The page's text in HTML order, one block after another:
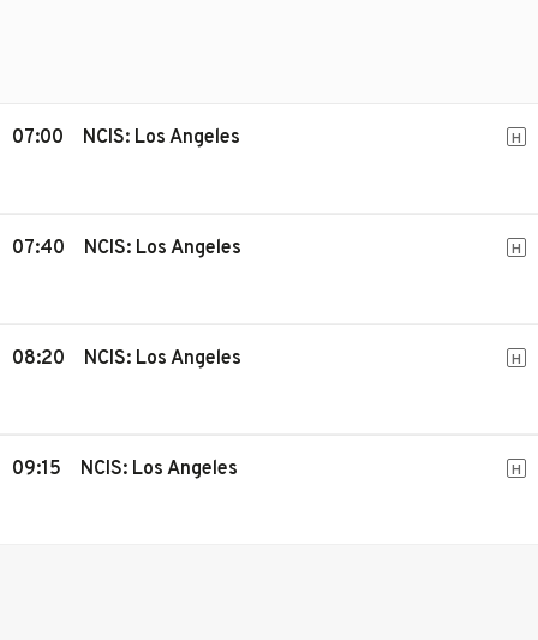
07:00 NCIS: Los Angeles H
07:40 NCIS: Los Angeles H
08:20 NCIS: Los Angeles H
09:15 NCIS: Los Angeles H